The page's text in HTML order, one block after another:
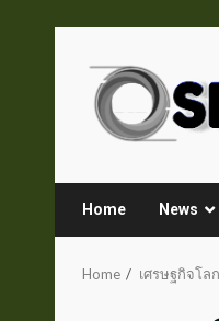
content
Home News
Home เศรษฐกิจโลก